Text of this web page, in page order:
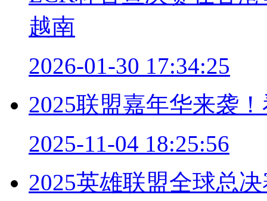
越南
2026-01-30 17:34:25
2025联盟嘉年华来袭
2025-11-04 18:25:56
2025英雄联盟全球总